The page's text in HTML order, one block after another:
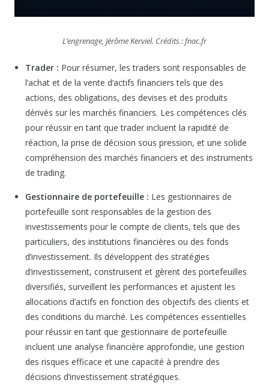
L’engrenage, Jérôme Kerviel. Crédits : fnac.fr
Trader : Pour résumer, les traders sont responsables de
l’achat et de la vente d’actifs financiers tels que des
actions, des obligations, des devises et des produits
dérivés sur les marchés financiers. Les compétences clés
pour réussir en tant que trader incluent la rapidité de
réaction, la prise de décision sous pression, et une solide
compréhension des marchés financiers et des instruments
de trading.
Gestionnaire de portefeuille : Les gestionnaires de
portefeuille sont responsables de la gestion des
investissements pour le compte de clients, tels que des
particuliers, des institutions financières ou des fonds
d’investissement. Ils développent des stratégies
d’investissement, construisent et gèrent des portefeuilles
diversifiés, surveillent les performances et ajustent les
allocations d’actifs en fonction des objectifs des clients et
des conditions du marché. Les compétences essentielles
pour réussir en tant que gestionnaire de portefeuille
incluent une analyse financière approfondie, une gestion
des risques efficace et une capacité à prendre des
décisions d’investissement stratégiques.